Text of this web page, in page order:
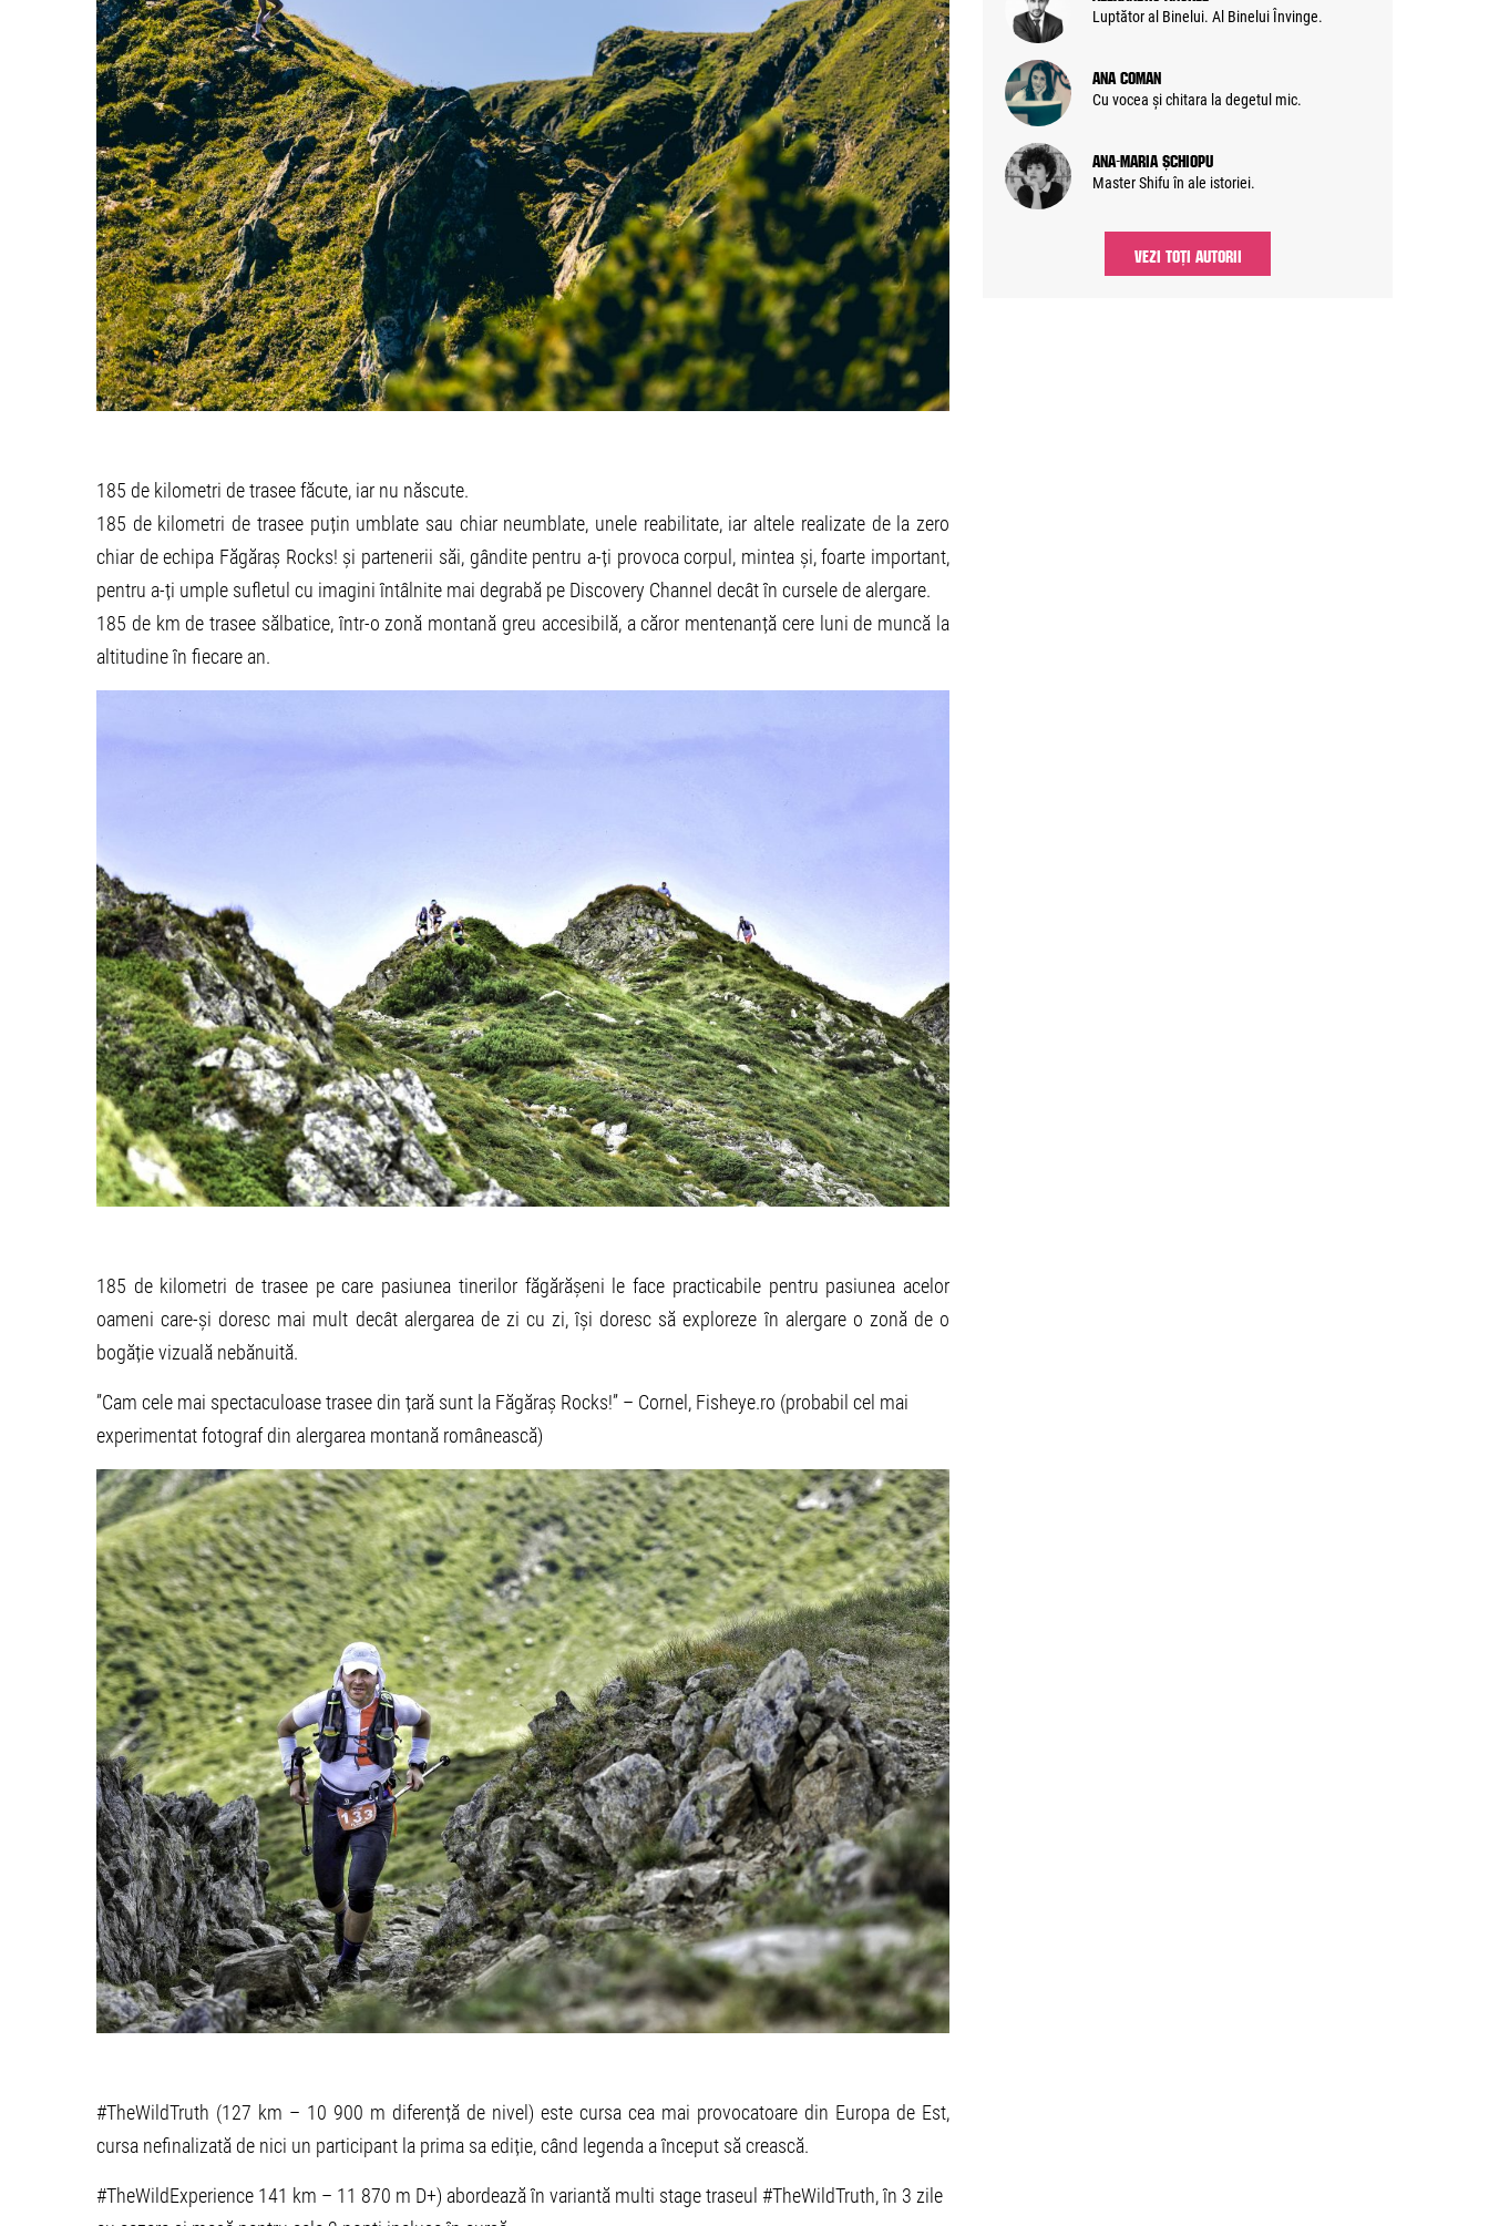
185 de kilometri de trasee făcute, iar nu născute.
185 de kilometri de trasee puțin umblate sau chiar neumblate, unele reabilitate, iar altele realizate de la zero
chiar de echipa Făgăraș Rocks! și partenerii săi, gândite pentru a-ți provoca corpul, mintea și, foarte important,
pentru a-ți umple sufletul cu imagini întâlnite mai degrabă pe Discovery Channel decât în cursele de alergare.
185 de km de trasee sălbatice, într-o zonă montană greu accesibilă, a căror mentenanță cere luni de muncă la
altitudine în fiecare an.
185 de kilometri de trasee pe care pasiunea tinerilor făgărășeni le face practicabile pentru pasiunea acelor
oameni care-și doresc mai mult decât alergarea de zi cu zi, își doresc să exploreze în alergare o zonă de o
bogăție vizuală nebănuită.
”Cam cele mai spectaculoase trasee din țară sunt la Făgăraș Rocks!” – Cornel, Fisheye.ro (probabil cel mai
experimentat fotograf din alergarea montană românească)
#TheWildTruth (127 km – 10 900 m diferență de nivel) este cursa cea mai provocatoare din Europa de Est,
cursa nefinalizată de nici un participant la prima sa ediție, când legenda a început să crească.
#TheWildExperience 141 km – 11 870 m D+) abordează în variantă multi stage traseul #TheWildTruth, în 3 zile
Luptător al Binelui. Al Binelui Învinge.
Ana Coman
Cu vocea și chitara la degetul mic.
Ana-Maria Șchiopu
Master Shifu în ale istoriei.
VEZI TOȚI AUTORII